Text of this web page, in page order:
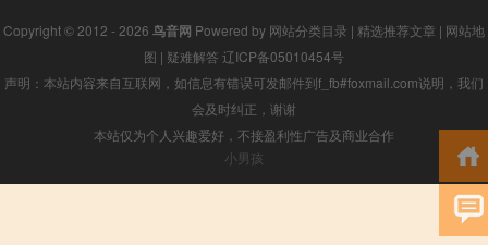
Copyright © 2012 - 2026 鸟音网 Powered by 网站分类目录 | 精选推荐文章 | 网站地
图 | 疑难解答 辽ICP备05010454号
声明：本站内容来自互联网，如信息有错误可发邮件到f_fb#foxmail.com说明，我们
会及时纠正，谢谢
本站仅为个人兴趣爱好，不接盈利性广告及商业合作
小男孩